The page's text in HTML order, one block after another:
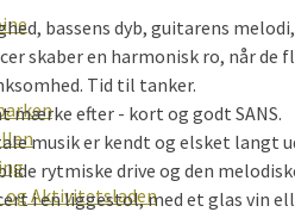
og Aktivitetsladen
bassens dyb, guitarens
skaber en harmonisk ro, når
Tid til tanker.
mærke efter - kort og godt SANS.
musik er kendt og elsket langt
rytmiske drive og den
i en liggestol, med et glas vin